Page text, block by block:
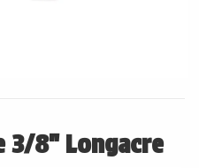
3/8" Longacre